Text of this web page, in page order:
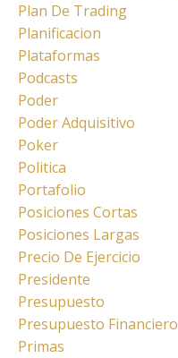
Plan De Trading
Planificacion
Plataformas
Podcasts
Poder
Poder Adquisitivo
Poker
Politica
Portafolio
Posiciones Cortas
Posiciones Largas
Precio De Ejercicio
Presidente
Presupuesto
Presupuesto Financiero
Primas